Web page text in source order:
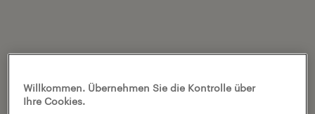
Willkommen. Übernehmen Sie die Kontrolle über
Ihre Cookies.